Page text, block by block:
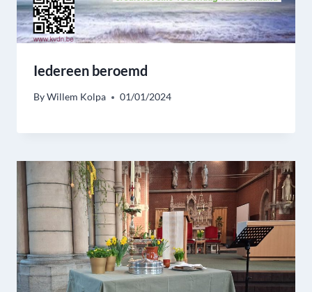
Iedereen beroemd
ByWillem Kolpa 01/01/2024